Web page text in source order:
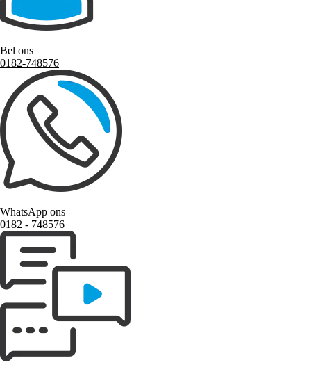
Bel ons
0182-748576
WhatsApp ons
0182 ‑ 748576